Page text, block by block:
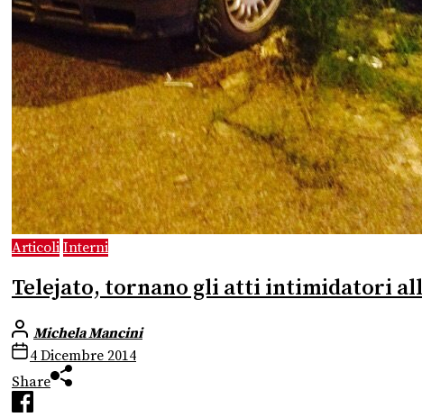
Articoli Interni
Telejato, tornano gli atti intimidatori
Michela Mancini
4 Dicembre 2014
Share